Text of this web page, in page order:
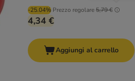
-25.04% Prezzo regolare5,79 €
4,34 €
Aggiungi al carrello